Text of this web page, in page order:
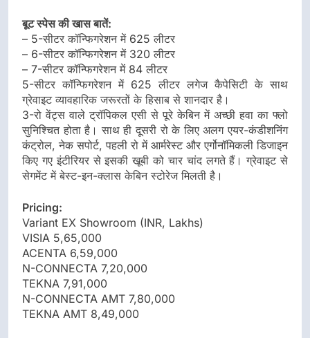
बूट स्पेस की खास बातें:
– 5-सीटर कॉन्फिगरेशन में 625 लीटर
– 6-सीटर कॉन्फिगरेशन में 320 लीटर
– 7-सीटर कॉन्फिगरेशन में 84 लीटर
5-सीटर कॉन्फिगरेशन में 625 लीटर लगेज कैपेसिटी के साथ
ग्रेवाइट व्यावहारिक जरूरतों के हिसाब से शानदार है।
3-रो वेंट्स वाले ट्रॉपिकल एसी से पूरे केबिन में अच्छी हवा का फ्लो
सुनिश्चित होता है। साथ ही दूसरी रो के लिए अलग एयर-कंडीशनिंग
कंट्रोल, नेक सपोर्ट, पहली रो में आर्मरेस्ट और एर्गोनॉमिकली डिजाइन
किए गए इंटीरियर से इसकी खूबी को चार चांद लगते हैं। ग्रेवाइट से
सेगमेंट में बेस्ट-इन-क्लास केबिन स्टोरेज मिलती है।
Pricing:
Variant EX Showroom (INR, Lakhs)
VISIA 5,65,000
ACENTA 6,59,000
N-CONNECTA 7,20,000
TEKNA 7,91,000
N-CONNECTA AMT 7,80,000
TEKNA AMT 8,49,000